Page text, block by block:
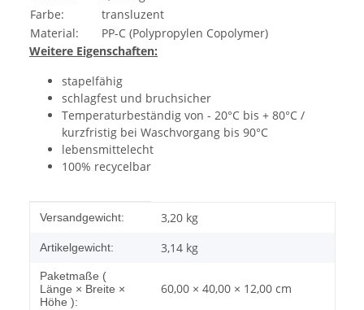
Farbe:
transluzent
Material:
PP-C (Polypropylen Copolymer)
Weitere Eigenschaften:
stapelfähig
schlagfest und bruchsicher
Temperaturbeständig von - 20°C bis + 80°C /
kurzfristig bei Waschvorgang bis 90°C
lebensmittelecht
100% recycelbar
Produkteigenschaft
Wert
Versandgewicht: 3,20 kg
Artikelgewicht: 3,14 kg
Paketmaße (
Länge × Breite ×
Höhe ):
60,00 × 40,00 × 12,00 cm